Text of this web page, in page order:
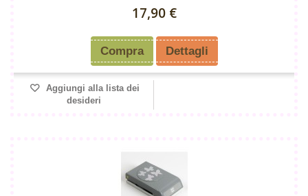
17,90 €
Compra Dettagli
Aggiungi alla lista dei
desideri